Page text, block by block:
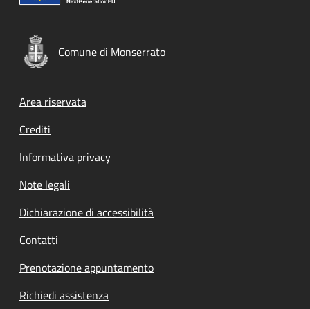
Comune di Monserrato
Footer menu
Area riservata
Crediti
Informativa privacy
Note legali
Dichiarazione di accessibilità
Contatti
Prenotazione appuntamento
Richiedi assistenza